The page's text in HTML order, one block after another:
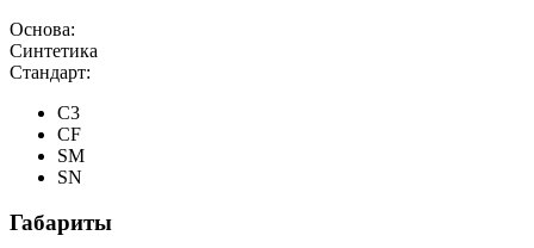
Основа:
Синтетика
Стандарт:
C3
CF
SM
SN
Габариты